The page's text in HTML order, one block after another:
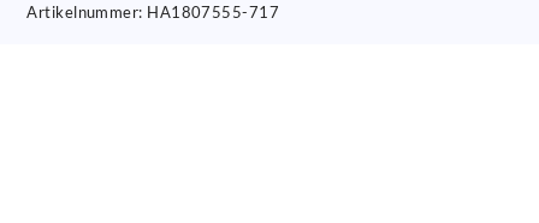
Artikelnummer: HA1807555-717